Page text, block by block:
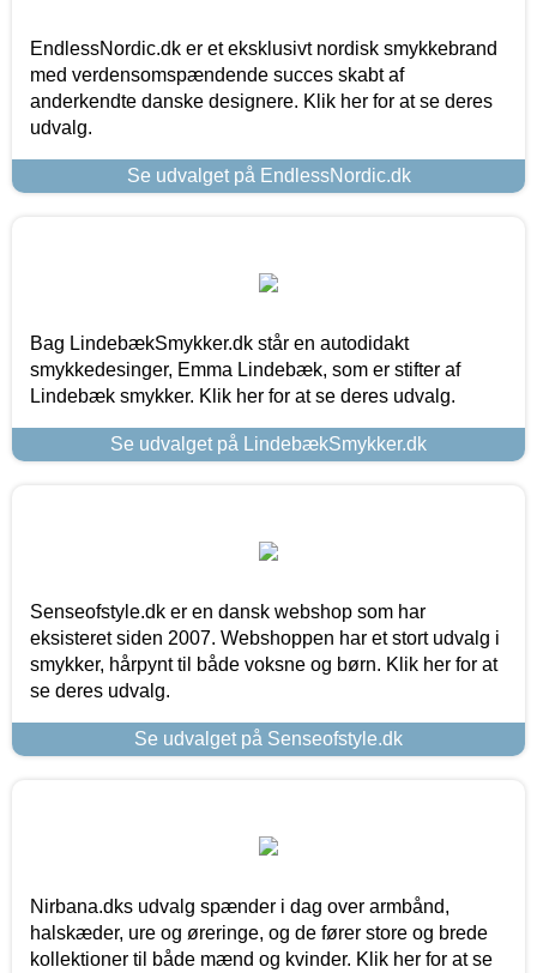
EndlessNordic.dk er et eksklusivt nordisk smykkebrand
med verdensomspændende succes skabt af
anderkendte danske designere. Klik her for at se deres
udvalg.
Se udvalget på EndlessNordic.dk
Bag LindebækSmykker.dk står en autodidakt
smykkedesinger, Emma Lindebæk, som er stifter af
Lindebæk smykker. Klik her for at se deres udvalg.
Se udvalget på LindebækSmykker.dk
Senseofstyle.dk er en dansk webshop som har
eksisteret siden 2007. Webshoppen har et stort udvalg i
smykker, hårpynt til både voksne og børn. Klik her for at
se deres udvalg.
Se udvalget på Senseofstyle.dk
Nirbana.dks udvalg spænder i dag over armbånd,
halskæder, ure og øreringe, og de fører store og brede
kollektioner til både mænd og kvinder. Klik her for at se